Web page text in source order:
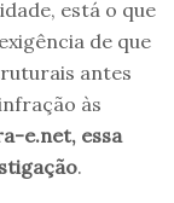
está o que
de que
antes
às
e.net, essa
.